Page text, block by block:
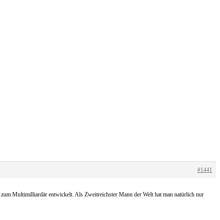
#1441
Multimilliardär entwickelt. Als Zweitreichster Mann der Welt hat man natürlich nur